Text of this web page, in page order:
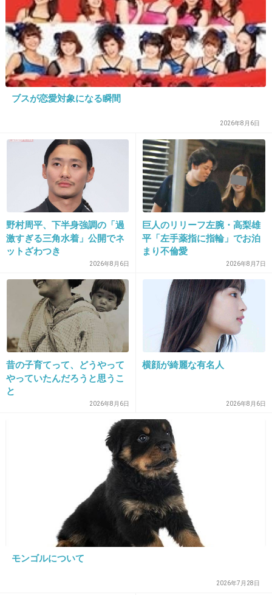
16. 匿名2012/12/07(金) 23:55:55
反町隆史
+33
中井喜一さんの声は渋くて好き
+52 -12
18. 匿名2012/12/07(金) 23:56:49
城達也
-3
19. 匿名2012/12/07(金) 23:57:04
小林克也さん！！！
英語も流暢。
-11
玉置浩二と浜田省吾！
歌声しかわからんけどたまに昔のCD聞いてきゅんとする！
+15
ブスが恋愛対象になる瞬間
2026年8月6日
野村周平、下半身強調の「過
激すぎる三角水着」公開でネ
ットざわつき
2026年8月6日
巨人のリリーフ左腕・高梨雄
平「左手薬指に指輪」でお泊
まり不倫愛
2026年8月7日
昔の子育てって、どうやって
やっていたんだろうと思うこ
と
2026年8月6日
横顔が綺麗な有名人
2026年8月6日
モンゴルについて
2026年7月28日